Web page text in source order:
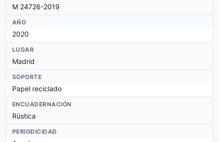
M 24726-2019
AÑO
2020
LUGAR
Madrid
SOPORTE
Papel reciclado
ENCUADERNACIÓN
Rústica
PERIODICIDAD